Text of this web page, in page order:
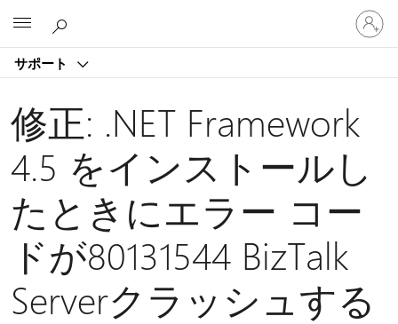
サポート
ア
カ
ウ
に
サ
イ
イ
す
修正: .NET Framework
4.5 をインストールし
たときにエラー コー
ドが80131544 BizTalk
Serverクラッシュする